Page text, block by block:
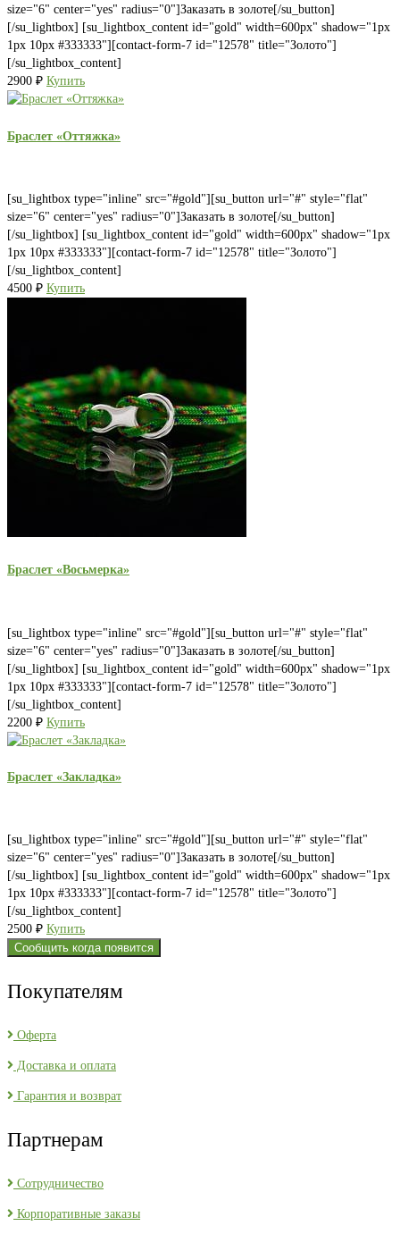
size="6" center="yes" radius="0"]Заказать в золоте[/su_button]
[/su_lightbox] [su_lightbox_content id="gold" width=600px" shadow="1px
1px 10px #333333"][contact-form-7 id="12578" title="Золото"]
[/su_lightbox_content]
2900 ₽ Купить
Браслет «Оттяжка»
[su_lightbox type="inline" src="#gold"][su_button url="#" style="flat"
size="6" center="yes" radius="0"]Заказать в золоте[/su_button]
[/su_lightbox] [su_lightbox_content id="gold" width=600px" shadow="1px
1px 10px #333333"][contact-form-7 id="12578" title="Золото"]
[/su_lightbox_content]
4500 ₽ Купить
Браслет «Восьмерка»
[su_lightbox type="inline" src="#gold"][su_button url="#" style="flat"
size="6" center="yes" radius="0"]Заказать в золоте[/su_button]
[/su_lightbox] [su_lightbox_content id="gold" width=600px" shadow="1px
1px 10px #333333"][contact-form-7 id="12578" title="Золото"]
[/su_lightbox_content]
2200 ₽ Купить
Браслет «Закладка»
[su_lightbox type="inline" src="#gold"][su_button url="#" style="flat"
size="6" center="yes" radius="0"]Заказать в золоте[/su_button]
[/su_lightbox] [su_lightbox_content id="gold" width=600px" shadow="1px
1px 10px #333333"][contact-form-7 id="12578" title="Золото"]
[/su_lightbox_content]
2500 ₽ Купить
Сообщить когда появится
Покупателям
Оферта
Доставка и оплата
Гарантия и возврат
Партнерам
Сотрудничество
Корпоративные заказы